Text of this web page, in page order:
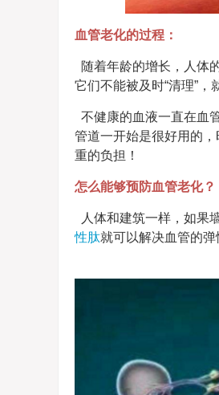
血管老化的过程：
随着年龄的增长，人体
它们不能被及时“清理”，
不健康的血液一直在血
管道一开始是很好用的
重的负担！
怎么能够预防血管老化？
人体和建筑一样，如果
性肽就可以解决血管的弹